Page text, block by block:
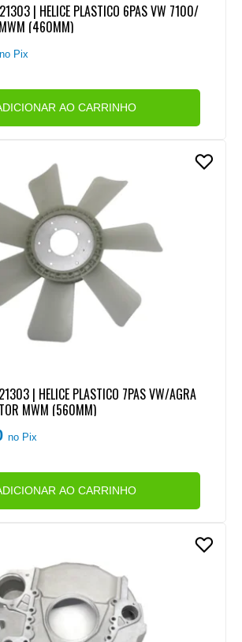
| HELICE PLASTICO 6PAS VW 7100/
(460MM)
no Pix
AO CARRINHO
| HELICE PLASTICO 7PAS VW/AGRA
MWM (560MM)
no Pix
AO CARRINHO